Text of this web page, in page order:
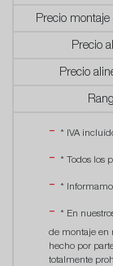
Precio
Precio
Precio
* IVA
* Todos los
*
* En
de montaje en
hecho por
totalmente